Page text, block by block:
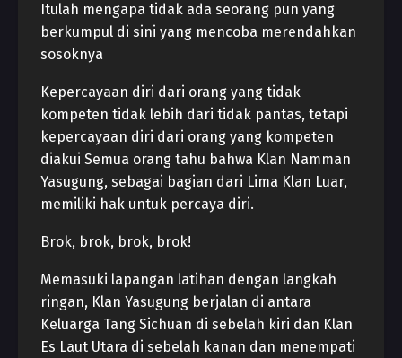
Itulah mengapa tidak ada seorang pun yang
berkumpul di sini yang mencoba merendahkan
sosoknya
Kepercayaan diri dari orang yang tidak
kompeten tidak lebih dari tidak pantas, tetapi
kepercayaan diri dari orang yang kompeten
diakui Semua orang tahu bahwa Klan Namman
Yasugung, sebagai bagian dari Lima Klan Luar,
memiliki hak untuk percaya diri.
Brok, brok, brok, brok!
Memasuki lapangan latihan dengan langkah
ringan, Klan Yasugung berjalan di antara
Keluarga Tang Sichuan di sebelah kiri dan Klan
Es Laut Utara di sebelah kanan dan menempati